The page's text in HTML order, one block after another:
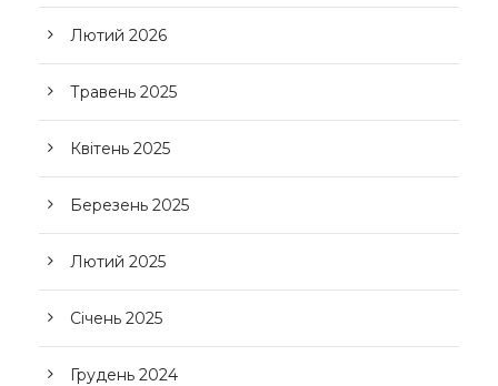
Лютий 2026
Травень 2025
Квітень 2025
Березень 2025
Лютий 2025
Січень 2025
Грудень 2024